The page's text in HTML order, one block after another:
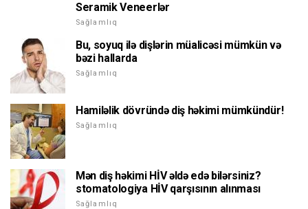
Seramik Veneerlər
Sağlamlıq
Bu, soyuq ilə dişlərin müalicəsi mümkün və
bəzi hallarda
Sağlamlıq
Hamiləlik dövründə diş həkimi mümkündür!
Sağlamlıq
Mən diş həkimi HİV əldə edə bilərsiniz?
stomatologiya HİV qarşısının alınması
Sağlamlıq